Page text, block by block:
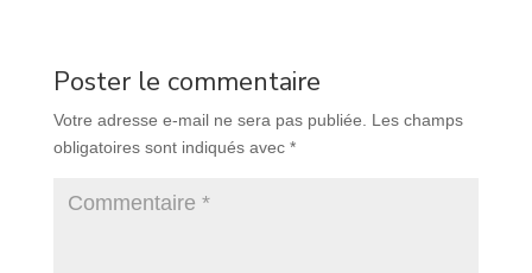
Poster le commentaire
Votre adresse e-mail ne sera pas publiée.
Les champs
obligatoires sont indiqués avec *